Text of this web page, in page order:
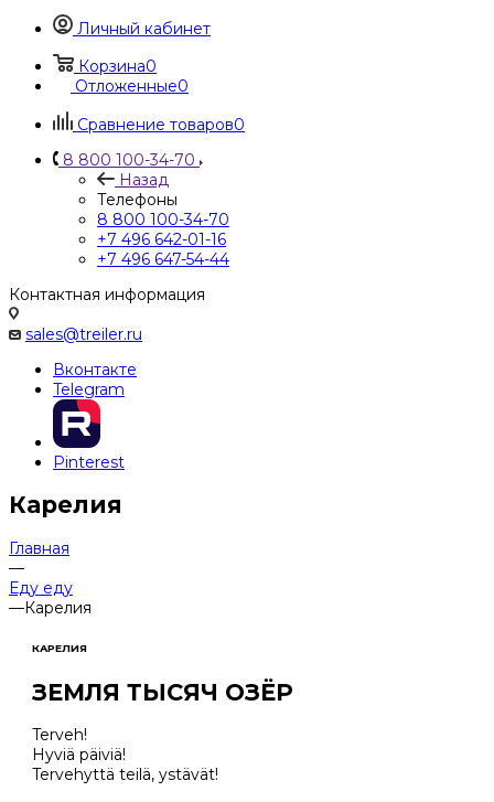
Личный кабинет
Корзина0
Отложенные0
Сравнение товаров0
8 800 100-34-70
Назад
Телефоны
8 800 100-34-70
+7 496 642-01-16
+7 496 647-54-44
Контактная информация
sales@treiler.ru
Вконтакте
Telegram
Pinterest
Карелия
Главная
—
Еду еду
—Карелия
КАРЕЛИЯ
ЗЕМЛЯ ТЫСЯЧ ОЗЁР
Terveh!
Hyviä päiviä!
Tervehyttä teilä, ystävät!